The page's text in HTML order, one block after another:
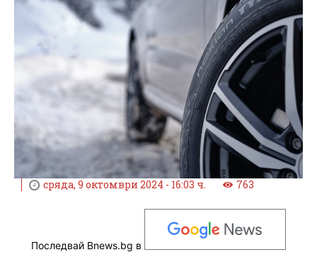
сряда, 9 октомври 2024 - 16:03 ч. 763
Последвай Bnews.bg в